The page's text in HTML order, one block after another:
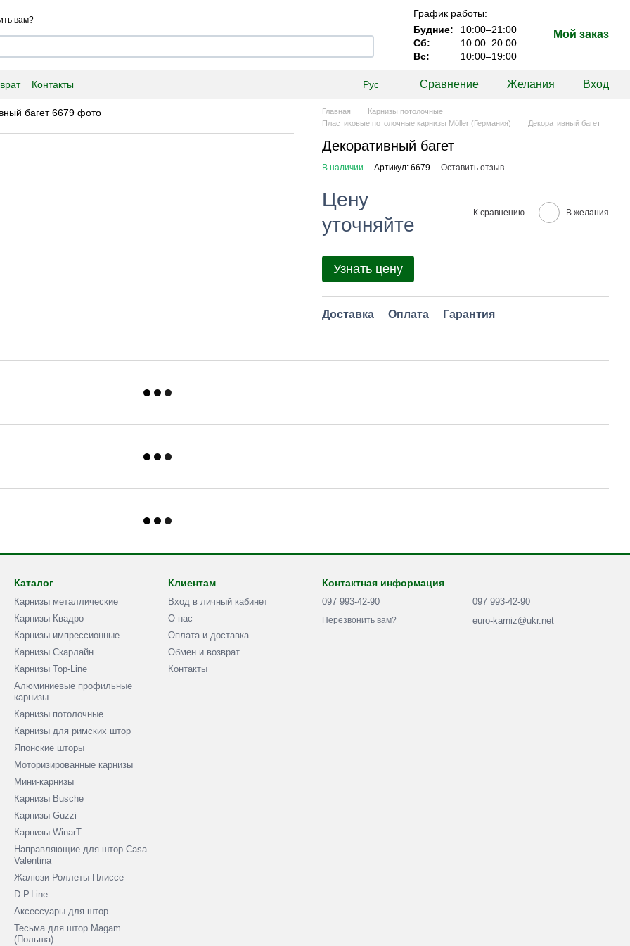
вам?
График работы:
Будние:
10:00–21:00
Сб:
10:00–20:00
Вс:
10:00–19:00
Мой заказ
Контакты Рус Сравнение Желания Вход
Главная
Карнизы потолочные
Пластиковые потолочные карнизы Möller (Германия)
Декоративный багет
Декоративный багет
В наличии Артикул: 6679 Оставить отзыв
Цену
уточняйте
К сравнению В желания
Узнать цену
Доставка Оплата Гарантия
Каталог
Карнизы металлические
Карнизы Квадро
Карнизы импрессионные
Карнизы Скарлайн
Карнизы Top-Line
Алюминиевые профильные
карнизы
Карнизы потолочные
Карнизы для римских штор
Японские шторы
Моторизированные карнизы
Мини-карнизы
Карнизы Busche
Карнизы Guzzi
Карнизы WinarT
Направляющие для штор Casa
Valentina
Жалюзи-Роллеты-Плиссе
D.P.Line
Аксессуары для штор
Тесьма для штор Magam
(Польша)
Клиентам
Вход в личный кабинет
О нас
Оплата и доставка
Обмен и возврат
Контакты
Контактная информация
097 993-42-90
Перезвонить вам?
097 993-42-90
euro-karniz@ukr.net